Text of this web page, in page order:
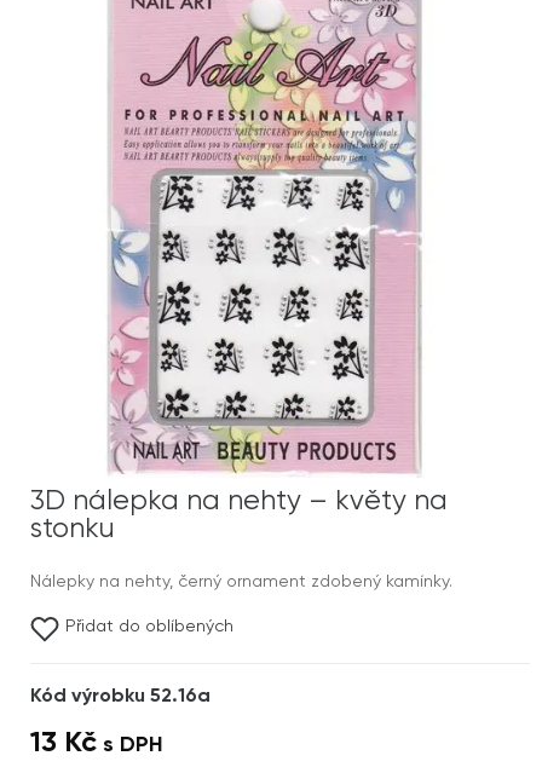
3D nálepka na nehty – květy na
stonku
Nálepky na nehty, černý ornament zdobený kamínky.
Přidat do oblíbených
Kód výrobku 52.16a
13 Kč s DPH